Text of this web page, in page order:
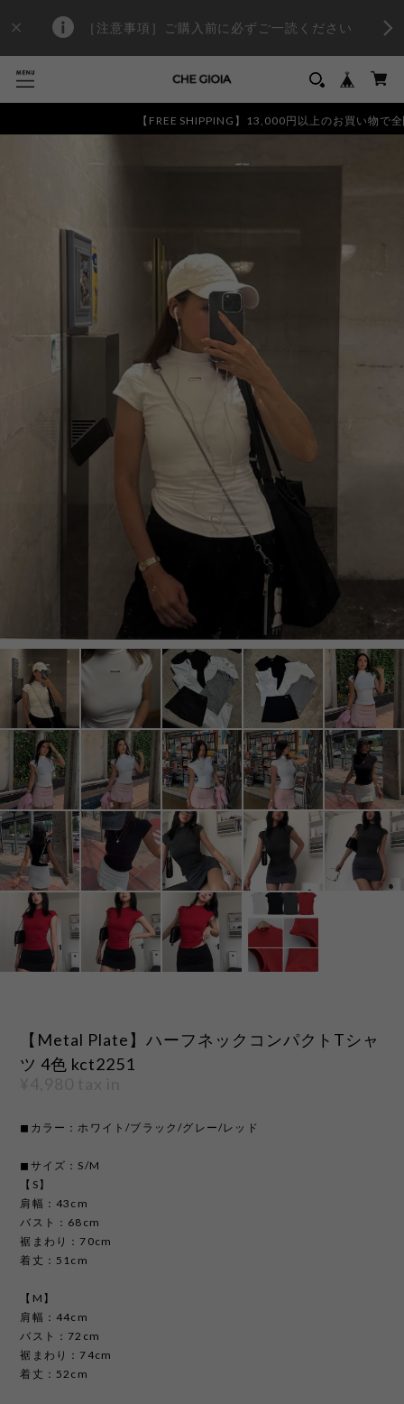
［注意事項］ご購入前に必ずご一読ください
【FREE SHIPPING】13,000円以上のお買い物で全国
【Metal Plate】ハーフネックコンパクトTシャ
ツ 4色 kct2251
◼︎カラー：ホワイト/ブラック/グレー/レッド
◼︎サイズ：S/M
【S】
肩幅：43cm
バスト：68cm
裾まわり：70cm
着丈：51cm
【M】
肩幅：44cm
バスト：72cm
裾まわり：74cm
着丈：52cm